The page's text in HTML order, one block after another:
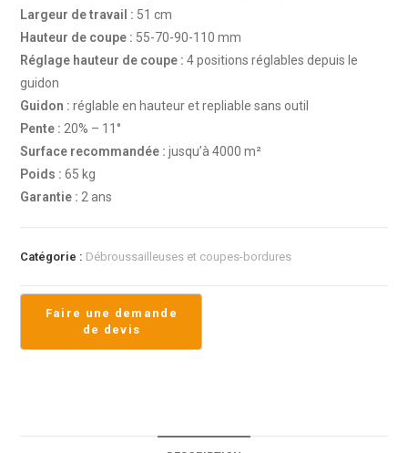
Largeur de travail : 51 cm
Hauteur de coupe : 55-70-90-110 mm
Réglage hauteur de coupe : 4 positions réglables depuis le
guidon
Guidon : réglable en hauteur et repliable sans outil
Pente : 20% – 11°
Surface recommandée : jusqu’à 4000 m²
Poids : 65 kg
Garantie : 2 ans
Catégorie : Débroussailleuses et coupes-bordures